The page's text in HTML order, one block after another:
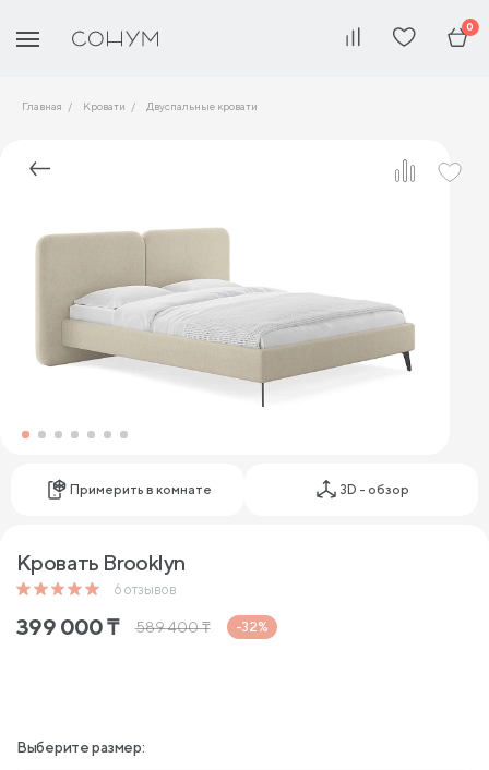
0
Главная Кровати Двуспальные кровати
Примерить в комнате 3D - обзор
Кровать Brooklyn
6 отзывов
399 000₸ 589 400₸ -32%
Выберите размер: